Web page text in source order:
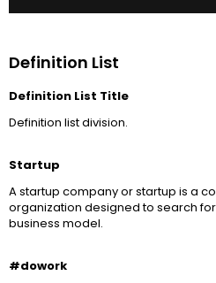
Definition List
Definition List Title
Definition list division.
Startup
A startup company or startup is a
organization designed to search
business model.
#dowork